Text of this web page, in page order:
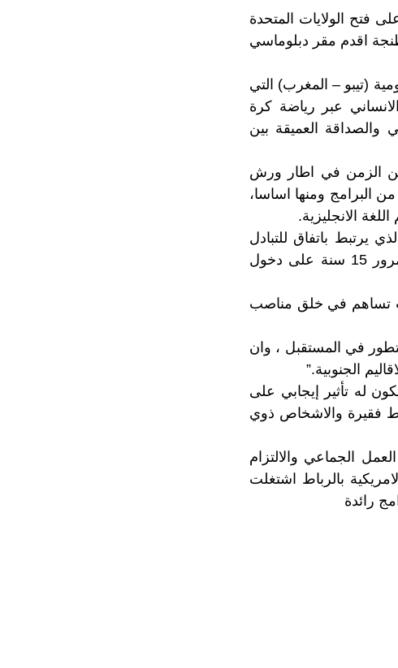
انه بحلول سنة 2021 تكون قد مرت 200 سنة على فتح الولايات المتحدة
طنجة اقدم مقر دبلوماسي
(تيبو – المغرب) التي
عبر رياضة كرة
والصداقة العميقة بين
من الزمن في اطار ورش
من خلال عدد من البرامج ومنها اساسا،
الانجليزية.
يرتبط باتفاق للتبادل
الحر مع الولايات المتحدة، قائلا في هذا الصدد ” احتفلنا الاسبوع الفارط بمرور 15 سنة على دخول
حيث تساهم في خلق مناصب
في المستقبل ، وان
الجنوبية.”
له تأثير إيجابي على
فقيرة والاشخاص ذوي
الجماعي والالتزام
بالرباط اشتغلت
رائدة